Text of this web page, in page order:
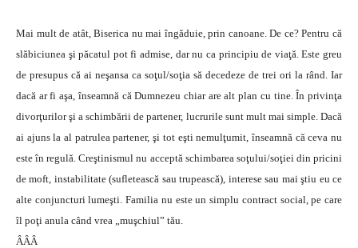
Mai mult de atât, Biserica nu mai îngăduie, prin canoane. De ce? Pentru că
slăbiciunea şi păcatul pot fi admise, dar nu ca principiu de viaţă. Este greu
de presupus că ai neşansa ca soţul/soţia să decedeze de trei ori la rând. Iar
dacă ar fi aşa, înseamnă că Dumnezeu chiar are alt plan cu tine. În privinţa
divorţurilor şi a schimbării de partener, lucrurile sunt mult mai simple. Dacă
ai ajuns la al patrulea partener, şi tot eşti nemulţumit, înseamnă că ceva nu
este în regulă. Creştinismul nu acceptă schimbarea soţului/soţiei din pricini
de moft, instabilitate (sufletească sau trupească), interese sau mai ştiu eu ce
alte conjuncturi lumeşti. Familia nu este un simplu contract social, pe care
îl poţi anula când vrea „muşchiul” tău.
ÂÂÂ